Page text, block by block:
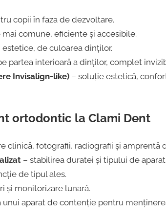
copii în faza de dezvoltare.
comune, eficiente și accesibile.
de culoarea dinților.
partea interioară a dinților, complet
Invisalign-like)– soluție estetică,
ortodontic la Clami Dent
clinică, fotografii, radiografii și amprentă
– stabilirea duratei și tipului de aparat.
de tipul ales.
și monitorizare lunară.
aparat de contenție pentru